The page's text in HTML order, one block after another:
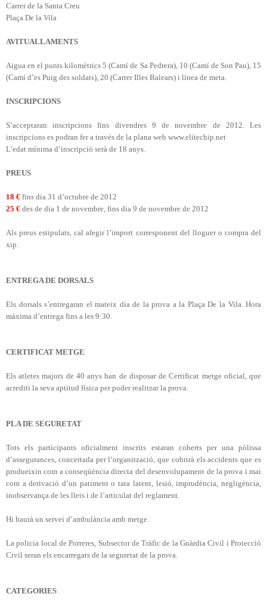
Carrer de la Santa Creu
Plaça De la Vila
AVITUALLAMENTS
Aigua en el punts kilomètrics 5 (Camí de Sa Pedrera), 10 (Camí de Son Pau), 15
(Camí d’es Puig des soldats), 20 (Carrer Illes Balears) i línea de meta.
INSCRIPCIONS
S’acceptaran inscripcions fins divendres 9 de novembre de 2012. Les
inscripcions es podran fer a través de la plana web www.elitechip.net
L’edat mínima d’inscripció serà de 18 anys.
PREUS
18 € fins dia 31 d’octubre de 2012
25 € des de dia 1 de novembre, fins dia 9 de novembre de 2012
Als preus estipulats, cal afegir l’import corresponent del lloguer o compra del
xip.
ENTREGA DE DORSALS
Els dorsals s’entregaran el mateix dia de la prova ala Plaça De la Vila. Hora
màxima d’entrega fins a les 9:30.
CERTIFICAT METGE
Els atletes majors de 40 anys han de disposar de Certificat metge oficial, que
acrediti la seva aptitud física per poder realitzar la prova.
PLA DE SEGURETAT
Tots els participants oficialment inscrits estaran coberts per una pòlissa
d’assegurances, concertada per l’organització, que cobrirà els accidents que es
produeixin com a conseqüència directa del desenvolupament de la prova i mai
com a derivació d’un patiment o tara latent, lesió, imprudència, negligència,
inobservança de les lleis i de l’articulat del reglament.
Hi haurà un servei d’ambulància amb metge.
La policia local de Porreres, Subsector de Tràfic de la Guàrdia Civil i Protecció
Civil seran els encarregats de la seguretat de la prova.
CATEGORIES